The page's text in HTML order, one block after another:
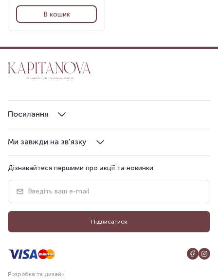
В кошик
Ми завжди на зв'язку
Посилання
Дізнавайтеся першими про акції та новинки
Підписатися
Розробка та дизайн